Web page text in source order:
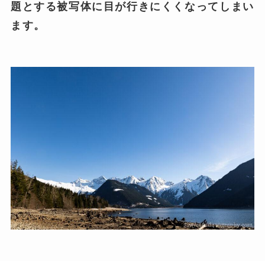
題とする被写体に目が行きにくくなってしまい
ます。